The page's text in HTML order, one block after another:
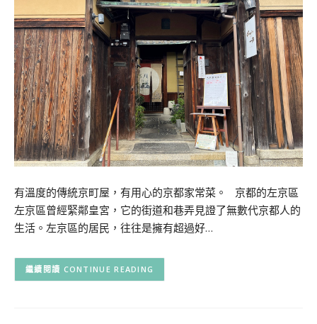
有溫度的傳統京町屋，有用心的京都家常菜。 京都的左京區
左京區曾經緊鄰皇宮，它的街道和巷弄見證了無數代京都人的
生活。左京區的居民，往往是擁有超過好…
CONTINUE READING